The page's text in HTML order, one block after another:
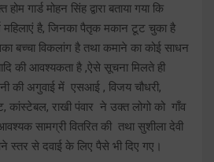
गार्ड मोहन सिंह द्वारा बताया गया कि
महिलाएं है, जिनका पैतृक मकान टूट चुका है
बच्चा विकलांग है तथा कमाने का कोई साधन
की आवश्यकता है ,ऐसे सूचना मिलते ही
सैनी की अगुवाई में एसआई , विजय चौधरी,
कांस्टेबल, राखी पंवार ने उक्त लोगो को गाँव
सामग्री वितरित की तथा सुशीला देवी
स्तर से दवाई के लिए पैसे भी दिए गए।